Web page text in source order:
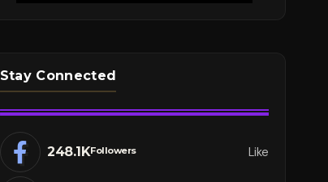
Stay Connected
248.1KFollowers Like